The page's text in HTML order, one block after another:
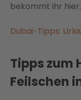
bekommt ihr hier:
Dubai-Tipps:
Tipps zum
Feilschen